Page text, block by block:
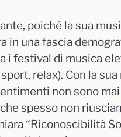
poiché la sua
in una fascia
i festival di musica
relax). Con la
non sono
spesso non
“Riconoscibilità